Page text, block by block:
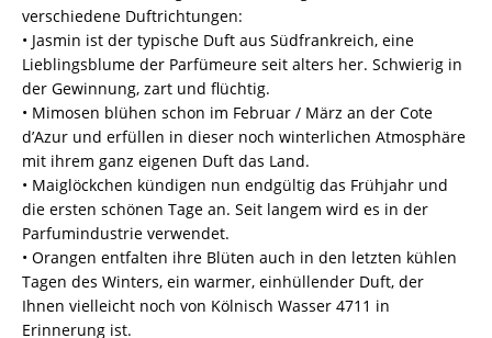
verschiedene Duftrichtungen:
• Jasmin ist der typische Duft aus Südfrankreich, eine
Lieblingsblume der Parfümeure seit alters her. Schwierig in
der Gewinnung, zart und flüchtig.
• Mimosen blühen schon im Februar / März an der Cote
d’Azur und erfüllen in dieser noch winterlichen Atmosphäre
mit ihrem ganz eigenen Duft das Land.
• Maiglöckchen kündigen nun endgültig das Frühjahr und
die ersten schönen Tage an. Seit langem wird es in der
Parfumindustrie verwendet.
• Orangen entfalten ihre Blüten auch in den letzten kühlen
Tagen des Winters, ein warmer, einhüllender Duft, der
Ihnen vielleicht noch von Kölnisch Wasser 4711 in
Erinnerung ist.